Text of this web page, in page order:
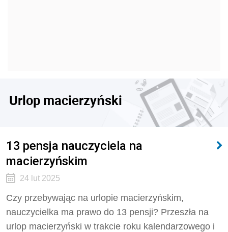
Urlop macierzyński
13 pensja nauczyciela na
macierzyńskim
24 lut 2025
Czy przebywając na urlopie macierzyńskim,
nauczycielka ma prawo do 13 pensji? Przeszła na
urlop macierzyński w trakcie roku kalendarzowego i